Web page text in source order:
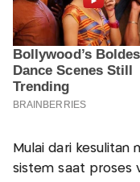
Mulai dari kesulitan
sistem saat proses